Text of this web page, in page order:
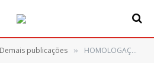
Demais publicações » HOMOLOGAÇÃO – PREGÃO ELETRONICO Nº 064/2024